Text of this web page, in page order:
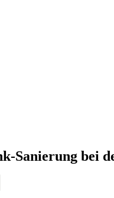
Sanierung bei